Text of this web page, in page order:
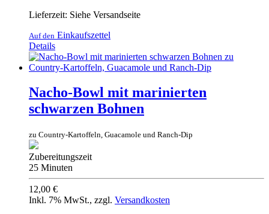
Lieferzeit: Siehe Versandseite
Auf den Einkaufszettel
Details
Nacho-Bowl mit marinierten
schwarzen Bohnen
zu Country-Kartoffeln, Guacamole und Ranch-Dip
Zubereitungszeit
25 Minuten
12,00 €
Inkl. 7% MwSt., zzgl. Versandkosten